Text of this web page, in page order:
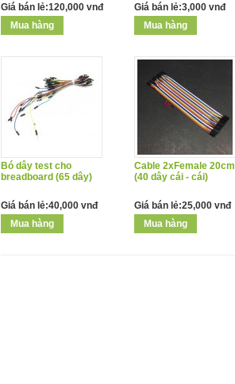
Giá bán lẻ:120,000 vnđ Giá bán lẻ:3,000 vnđ
Bó dây test cho
breadboard (65 dây)
Giá bán lẻ:40,000 vnđ
Cable 2xFemale 20cm
(40 dây cái - cái)
Giá bán lẻ:25,000 vnđ